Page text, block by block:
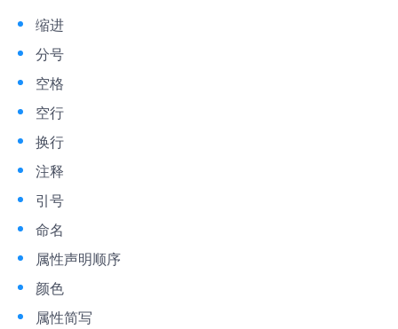
缩进
分号
空格
空行
换行
注释
引号
命名
属性声明顺序
颜色
属性简写